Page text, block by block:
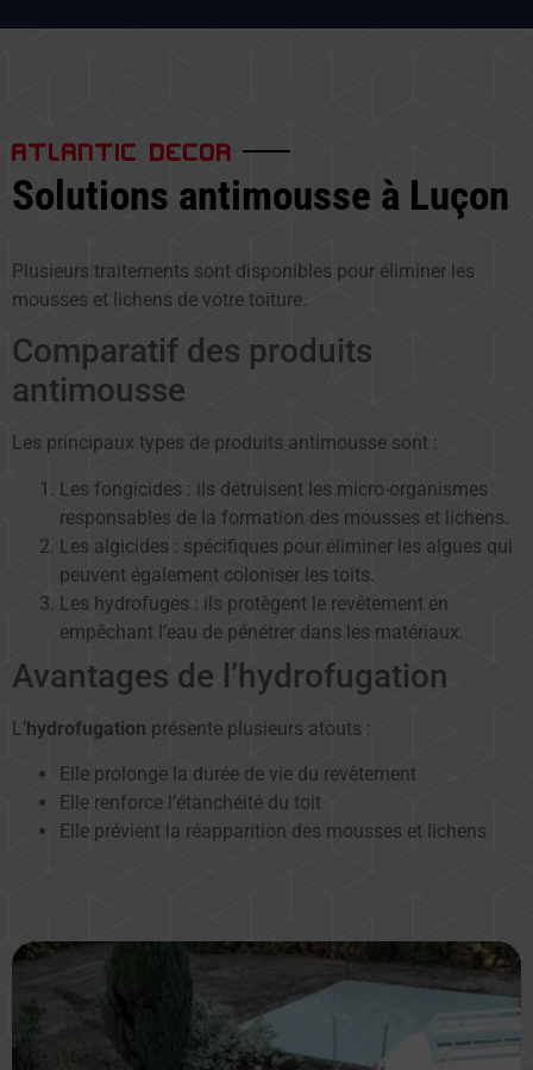
ATLANTIC DECOR
Solutions antimousse à Luçon
Plusieurs traitements sont disponibles pour éliminer les
mousses et lichens de votre toiture.
Comparatif des produits
antimousse
Les principaux types de produits antimousse sont :
Les fongicides : ils détruisent les micro-organismes
responsables de la formation des mousses et lichens.
Les algicides : spécifiques pour éliminer les algues qui
peuvent également coloniser les toits.
Les hydrofuges : ils protègent le revêtement en
empêchant l’eau de pénétrer dans les matériaux.
Avantages de l’hydrofugation
L’hydrofugation présente plusieurs atouts :
Elle prolonge la durée de vie du revêtement
Elle renforce l’étanchéité du toit
Elle prévient la réapparition des mousses et lichens